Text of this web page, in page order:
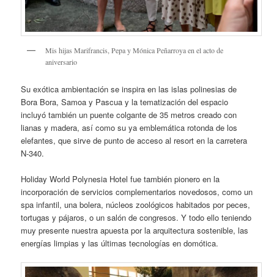
Mis hijas Marifrancis, Pepa y Mónica Peñarroya en el acto de
aniversario
Su exótica ambientación se inspira en las islas polinesias de
Bora Bora, Samoa y Pascua y la tematización del espacio
incluyó también un puente colgante de 35 metros creado con
lianas y madera, así como su ya emblemática rotonda de los
elefantes, que sirve de punto de acceso al resort en la carretera
N-340.
Holiday World Polynesia Hotel fue también pionero en la
incorporación de servicios complementarios novedosos, como un
spa infantil, una bolera, núcleos zoológicos habitados por peces,
tortugas y pájaros, o un salón de congresos. Y todo ello teniendo
muy presente nuestra apuesta por la arquitectura sostenible, las
energías limpias y las últimas tecnologías en domótica.